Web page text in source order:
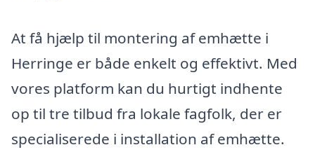
At få hjælp til montering af emhætte i
Herringe er både enkelt og effektivt. Med
vores platform kan du hurtigt indhente
op til tre tilbud fra lokale fagfolk, der er
specialiserede i installation af emhætte.